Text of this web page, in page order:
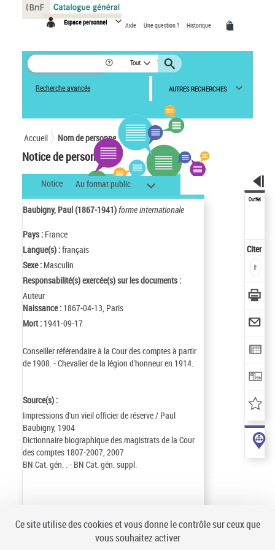
Espace personnel Aide Une question ? Historique
Tout
Recherche avancée AUTRES RECHERCHES
Accueil Nom de personne
Notice de personne
Notice Au format public
Baubigny, Paul (1867-1941)forme internationale
Pays : France
Langue(s) :français
Sexe : Masculin
Responsabilité(s) exercée(s) sur les documents :
Auteur
Naissance : 1867-04-13, Paris
Mort : 1941-09-17
Conseiller référendaire à la Cour des comptes à partir
de 1908. - Chevalier de la légion d'honneur en 1914.
Source(s) :
Impressions d'un vieil officier de réserve / Paul
Baubigny, 1904
Dictionnaire biographique des magistrats de la Cour
des comptes 1807-2007, 2007
BN Cat. gén. . - BN Cat. gén. suppl.
Notice n° :FRBNF10934109
Mise à jour :14/09/26
Outils
Citer
Panneau de gestion des cookies
Ce site utilise des cookies et vous donne le contrôle sur ceux que
vous souhaitez activer